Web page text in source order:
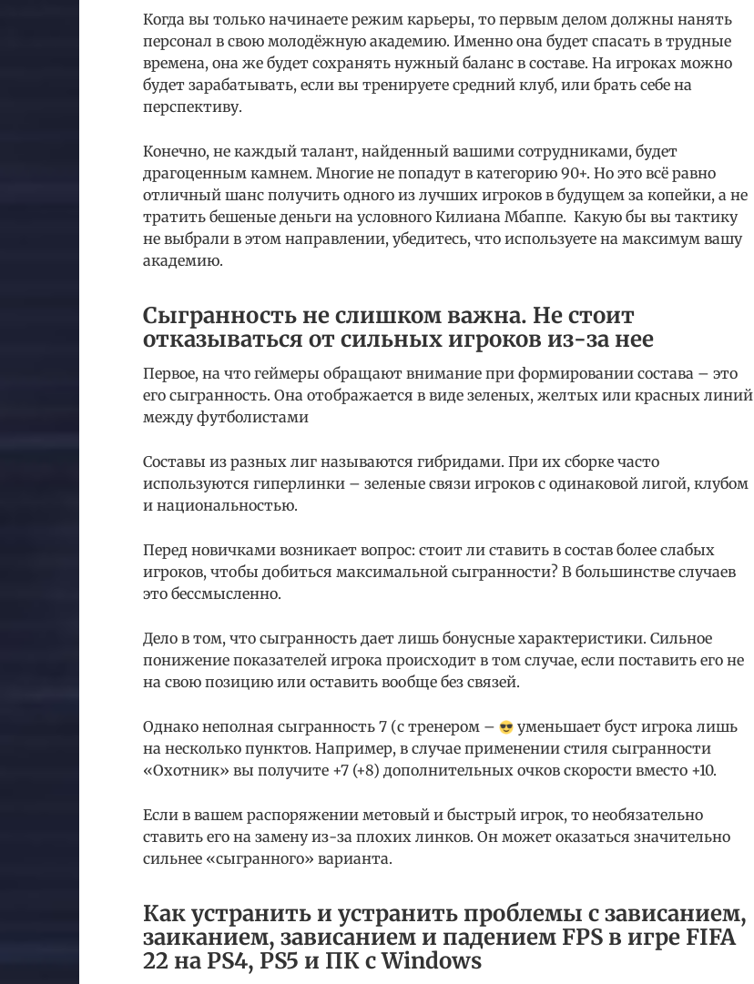
Когда вы только начинаете режим карьеры, то первым делом должны нанять
персонал в свою молодёжную академию. Именно она будет спасать в трудные
времена, она же будет сохранять нужный баланс в составе. На игроках можно
будет зарабатывать, если вы тренируете средний клуб, или брать себе на
перспективу.
Конечно, не каждый талант, найденный вашими сотрудниками, будет
драгоценным камнем. Многие не попадут в категорию 90+. Но это всё равно
отличный шанс получить одного из лучших игроков в будущем за копейки, а не
тратить бешеные деньги на условного Килиана Мбаппе. Какую бы вы тактику
не выбрали в этом направлении, убедитесь, что используете на максимум вашу
академию.
Сыгранность не слишком важна. Не стоит
отказываться от сильных игроков из-за нее
Первое, на что геймеры обращают внимание при формировании состава – это
его сыгранность. Она отображается в виде зеленых, желтых или красных линий
между футболистами
Составы из разных лиг называются гибридами. При их сборке часто
используются гиперлинки – зеленые связи игроков с одинаковой лигой, клубом
и национальностью.
Перед новичками возникает вопрос: стоит ли ставить в состав более слабых
игроков, чтобы добиться максимальной сыгранности? В большинстве случаев
это бессмысленно.
Дело в том, что сыгранность дает лишь бонусные характеристики. Сильное
понижение показателей игрока происходит в том случае, если поставить его не
на свою позицию или оставить вообще без связей.
Однако неполная сыгранность 7 (с тренером –
уменьшает буст игрока лишь
на несколько пунктов. Например, в случае применении стиля сыгранности
«Охотник» вы получите +7 (+8) дополнительных очков скорости вместо +10.
Если в вашем распоряжении метовый и быстрый игрок, то необязательно
ставить его на замену из-за плохих линков. Он может оказаться значительно
сильнее «сыгранного» варианта.
Как устранить и устранить проблемы с зависанием,
заиканием, зависанием и падением FPS в игре FIFA
22 на PS4, PS5 и ПК с Windows